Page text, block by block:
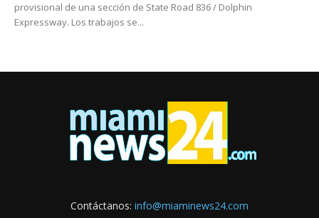
provisional de una sección de State Road 836 / Dolphin
Expressway. Los trabajos se...
Contáctanos: info@miaminews24.com